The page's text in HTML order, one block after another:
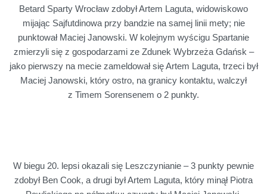
Betard Sparty Wrocław zdobył Artem Laguta, widowiskowo
mijając Sajfutdinowa przy bandzie na samej linii mety; nie
punktował Maciej Janowski. W kolejnym wyścigu Spartanie
zmierzyli się z gospodarzami ze Zdunek Wybrzeża Gdańsk –
jako pierwszy na mecie zameldował się Artem Laguta, trzeci był
Maciej Janowski, który ostro, na granicy kontaktu, walczył
z Timem Sorensenem o 2 punkty.
W biegu 20. lepsi okazali się Leszczynianie – 3 punkty pewnie
zdobył Ben Cook, a drugi był Artem Laguta, który minął Piotra